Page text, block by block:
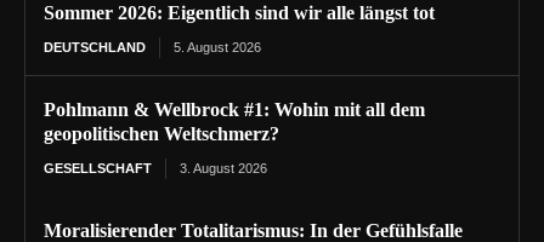
Sommer 2026: Eigentlich sind wir alle längst tot
DEUTSCHLAND 5. August 2026
Pohlmann & Wellbrock #1: Wohin mit all dem
geopolitischen Weltschmerz?
GESELLSCHAFT 3. August 2026
Moralisierender Totalitarismus: In der Gefühlsfalle